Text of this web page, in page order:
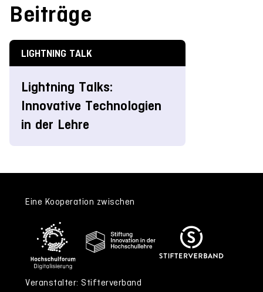
Beiträge
LIGHTNING TALK
Lightning Talks:
Innovative Technologien
in der Lehre
Eine Kooperation zwischen
Veranstalter: Stifterverband